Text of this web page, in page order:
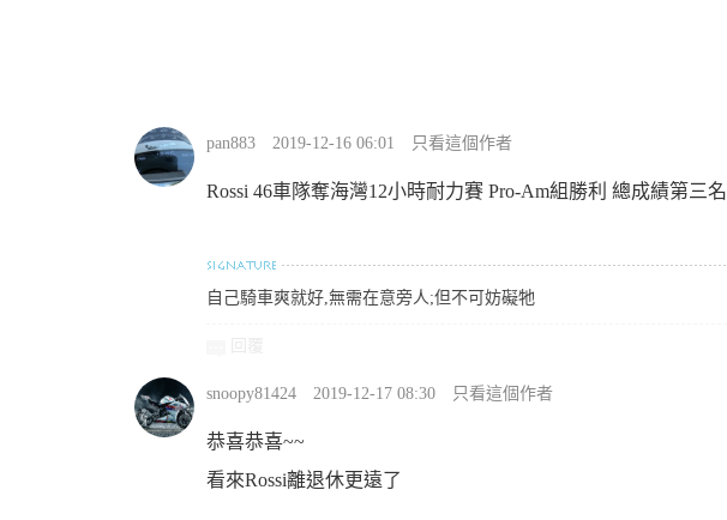
pan883 2019-12-16 06:01 只看這個作者
Rossi 46車隊奪海灣12小時耐力賽 Pro-Am組勝利 總成績第三名
自己騎車爽就好,無需在意旁人;但不可妨礙牠
snoopy81424 2019-12-17 08:30 只看這個作者
恭喜恭喜~~
看來Rossi離退休更遠了